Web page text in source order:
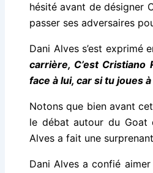
hésité avant de désigner
passer ses adversaires
Dani Alves s’est exprimé
carrière, C’est Cristiano
face à lui, car si tu joues
Notons que bien avant
le débat autour du Goat
Alves a fait une
Dani Alves a confié